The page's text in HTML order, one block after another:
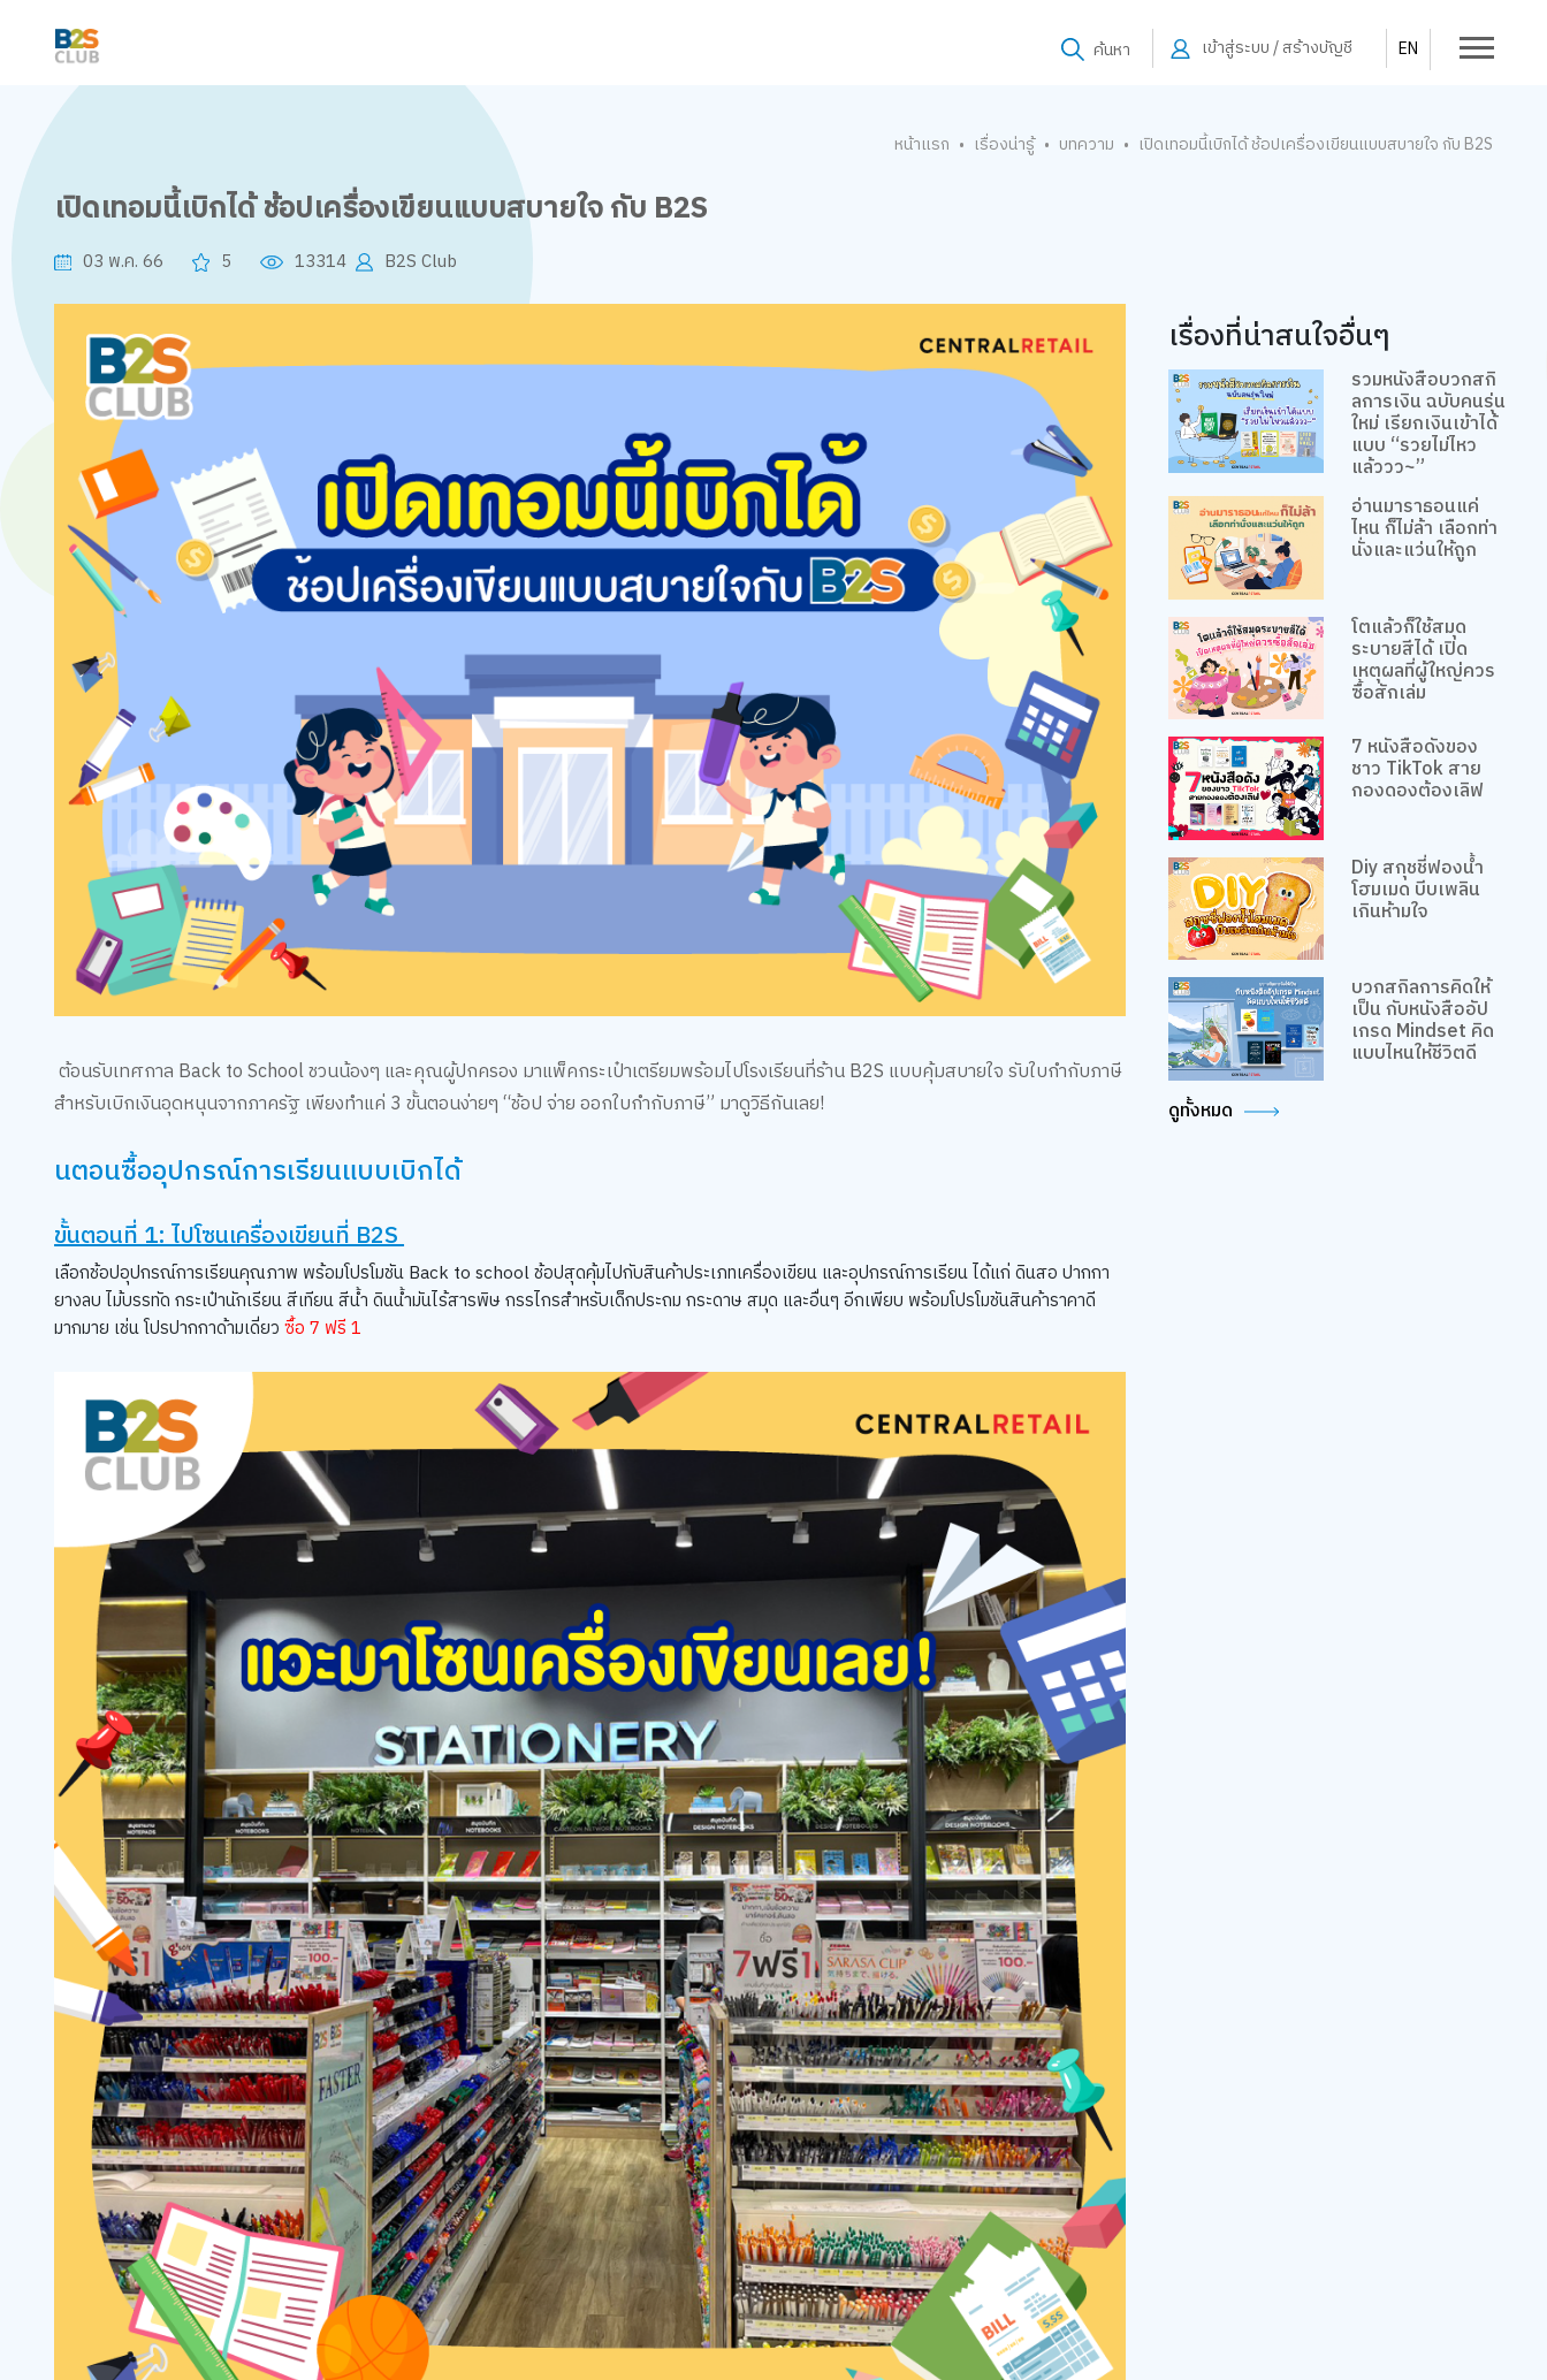
ค้นหา เข้าสู่ระบบ / สร้างบัญชี EN
หน้าแรก • เรื่องน่ารู้ • บทความ • เปิดเทอมนี้เบิกได้ ช้อปเครื่องเขียนแบบสบายใจ กับ B2S
เปิดเทอมนี้เบิกได้ ช้อปเครื่องเขียนแบบสบายใจ กับ B2S
03 พ.ค. 66 5 13314 B2S Club
ต้อนรับเทศกาล Back to School ชวนน้องๆ และคุณผู้ปกครอง มาแพ็คกระเป๋าเตรียมพร้อมไปโรงเรียนที่ร้าน B2S แบบคุ้มสบายใจ รับใบกำกับภาษี
สำหรับเบิกเงินอุดหนุนจากภาครัฐ เพียงทำแค่ 3 ขั้นตอนง่ายๆ “ช้อป จ่าย ออกใบกำกับภาษี” มาดูวิธีกันเลย!
นตอนซื้ออุปกรณ์การเรียนแบบเบิกได้
ขั้นตอนที่ 1: ไปโซนเครื่องเขียนที่ B2S
เลือกช้อปอุปกรณ์การเรียนคุณภาพ พร้อมโปรโมชัน Back to school ช้อปสุดคุ้มไปกับสินค้าประเภทเครื่องเขียน และอุปกรณ์การเรียน ได้แก่ ดินสอ ปากกา
ยางลบ ไม้บรรทัด กระเป๋านักเรียน สีเทียน สีน้ำ ดินน้ำมันไร้สารพิษ กรรไกรสำหรับเด็กประถม กระดาษ สมุด และอื่นๆ อีกเพียบ พร้อมโปรโมชันสินค้าราคาดี
มากมาย เช่น โปรปากกาด้ามเดี่ยวซื้อ 7 ฟรี 1
เรื่องที่น่าสนใจอื่นๆ
รวมหนังสือบวกสกิ
ลการเงิน ฉบับคนรุ่น
ใหม่ เรียกเงินเข้าได้
แบบ “รวยไม่ไหว
แล้ววว~”
อ่านมาราธอนแค่
ไหน ก็ไม่ล้า เลือกท่า
นั่งและแว่นให้ถูก
โตแล้วก็ใช้สมุด
ระบายสีได้ เปิด
เหตุผลที่ผู้ใหญ่ควร
ซื้อสักเล่ม
7 หนังสือดังของ
ชาว TikTok สาย
กองดองต้องเลิฟ
Diy สกุชชี่ฟองน้ำ
โฮมเมด บีบเพลิน
เกินห้ามใจ
บวกสกิลการคิดให้
เป็น กับหนังสืออัป
เกรด Mindset คิด
แบบไหนให้ชีวิตดี
ดูทั้งหมด